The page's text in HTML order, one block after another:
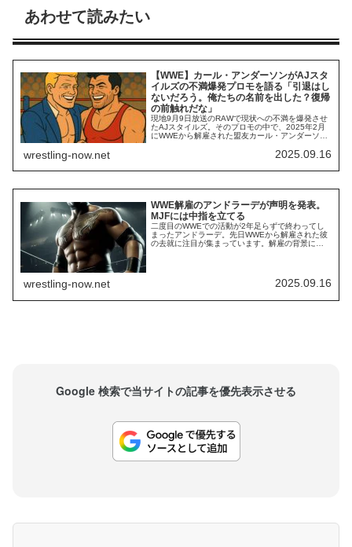
あわせて読みたい
【WWE】カール・アンダーソンがAJスタ
イルズの不満爆発プロモを語る「引退はし
ないだろう。俺たちの名前を出した？復帰
の前触れだな」
現地9月9日放送のRAWで現状への不満を爆発させ
たAJスタイルズ。そのプロモの中で、2025年2月
にWWEから解雇された盟友カール・アンダーソン
「キャリアで初めて頼れる味方が誰もいないと感
ンギャロがWWEから去り、ミチンも別ブランドの
wrestling-now.net 2025.09.16
WWE解雇のアンドラーデが声明を発表。
MJFには中指を立てる
二度目のWWEでの活動が2年足らずで終わってし
まったアンドラーデ。先日WWEから解雇された彼
の去就に注目が集まっています。解雇の背景には
どの問題を抱えていたようです。まさに制御不
能。35歳の天才ルチャドールは今後どうなってい
wrestling-now.net 2025.09.16
Google 検索で当サイトの記事を優先表示させる